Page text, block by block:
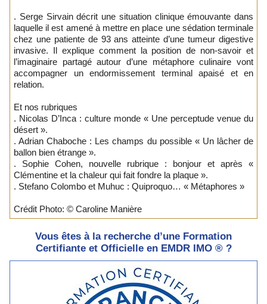
. Serge Sirvain décrit une situation clinique émouvante dans
laquelle il est amené à mettre en place une sédation terminale
chez une patiente de 93 ans atteinte d’une tumeur digestive
invasive. Il explique comment la position de non-savoir et
l’imaginaire partagé autour d’une métaphore culinaire vont
accompagner un endormissement terminal apaisé et en
relation.
Et nos rubriques
. Nicolas D’Inca : culture monde « Une perceptude venue du
désert ».
. Adrian Chaboche : Les champs du possible « Un lâcher de
ballon bien étrange ».
. Sophie Cohen, nouvelle rubrique : bonjour et après «
Clémentine et la chaleur qui fait fondre la plaque ».
. Stefano Colombo et Muhuc : Quiproquo… « Métaphores »
Crédit Photo: © Caroline Manière
Vous êtes à la recherche d’une Formation
Certifiante et Officielle en EMDR IMO ® ?